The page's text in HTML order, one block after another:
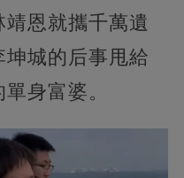
恩就攜千萬遺
城的后事甩給
身富婆。